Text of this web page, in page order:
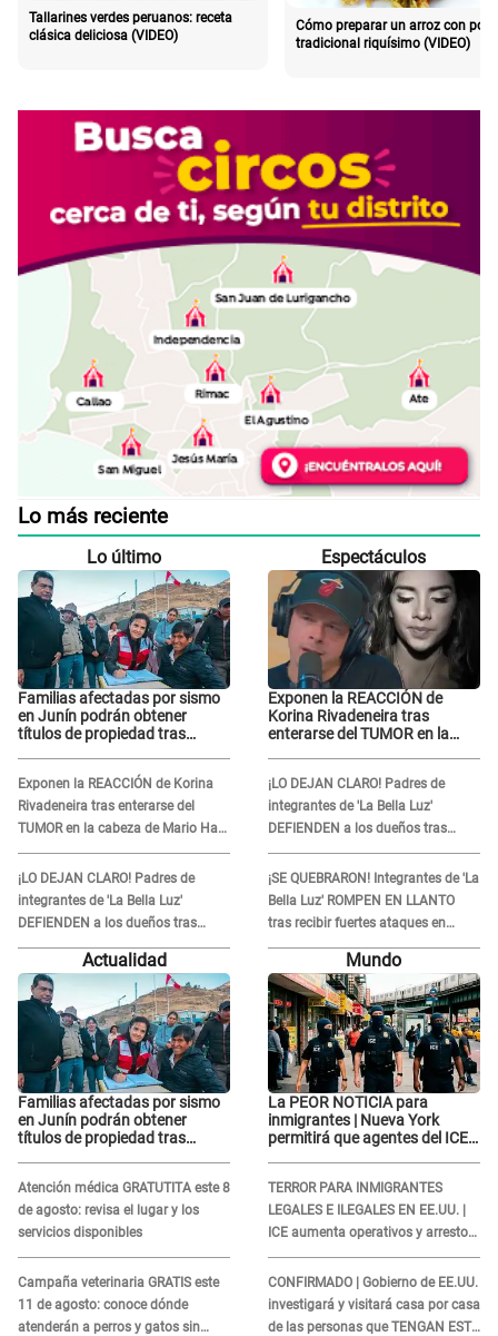
Tallarines verdes peruanos: receta
clásica deliciosa (VIDEO)
Cómo preparar un arroz con pollo
tradicional riquísimo (VIDEO)
Lo más reciente
Lo último
Familias afectadas por sismo
en Junín podrán obtener
títulos de propiedad tras
Exponen la REACCIÓN de Korina
Rivadeneira tras enterarse del
TUMOR en la cabeza de Mario Hart:
"Ella estaba muy..."
¡LO DEJAN CLARO! Padres de
integrantes de 'La Bella Luz'
DEFIENDEN a los dueños tras
denuncia: “Nunca vimos nada...”
Espectáculos
Exponen la REACCIÓN de
Korina Rivadeneira tras
enterarse del TUMOR en la
¡LO DEJAN CLARO! Padres de
integrantes de 'La Bella Luz'
DEFIENDEN a los dueños tras
denuncia: “Nunca vimos nada...”
¡SE QUEBRARON! Integrantes de 'La
Bella Luz' ROMPEN EN LLANTO
tras recibir fuertes ataques en
redes por DENUNCIA de acoso
contra Naldy Saldaña
Actualidad
Familias afectadas por sismo
en Junín podrán obtener
títulos de propiedad tras
Atención médica GRATUTITA este 8
de agosto: revisa el lugar y los
servicios disponibles
Campaña veterinaria GRATIS este
11 de agosto: conoce dónde
atenderán a perros y gatos sin
Mundo
La PEOR NOTICIA para
inmigrantes | Nueva York
permitirá que agentes del ICE
TERROR PARA INMIGRANTES
LEGALES E ILEGALES EN EE.UU. |
ICE aumenta operativos y arrestos
a extranjeros en aeropuertos
CONFIRMADO | Gobierno de EE.UU.
investigará y visitará casa por casa
de las personas que TENGAN ESTE